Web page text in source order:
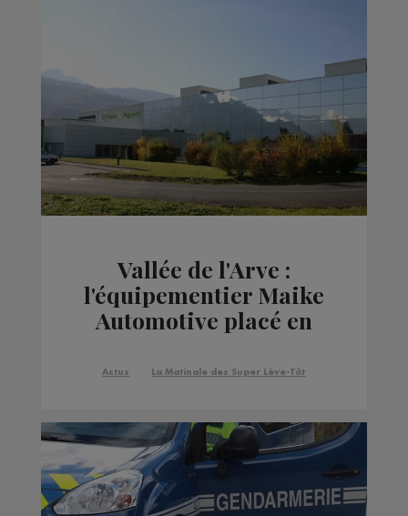
Vallée de l'Arve :
l'équipementier Maike
Automotive placé en
judiciaire
Actus La Matinale des Super Lève-Tôt